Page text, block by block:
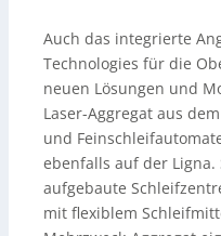
Auch das integrierte
Technologies für die
neuen Lösungen und
Laser-Aggregat aus
und
ebenfalls auf der
aufgebaute
mit flexiblem